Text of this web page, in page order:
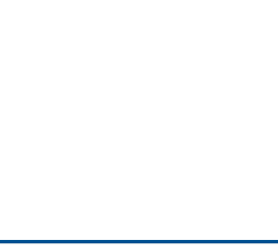
шифраторы
логическую схему для
считать счётчик.